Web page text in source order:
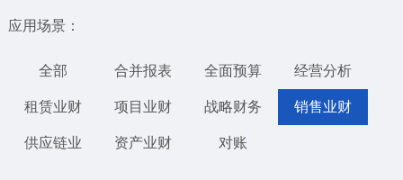
应用场景：
全部 合并报表 全面预算 经营分析
租赁业财 项目业财 战略财务 销售业财
供应链业 资产业财 对账